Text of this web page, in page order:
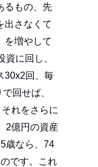
るもの、先
出さなくて
を増やして
に回し、
30x2回、毎
回せば、
れをさらに
2億円の資産
歳なら、74
です。これ